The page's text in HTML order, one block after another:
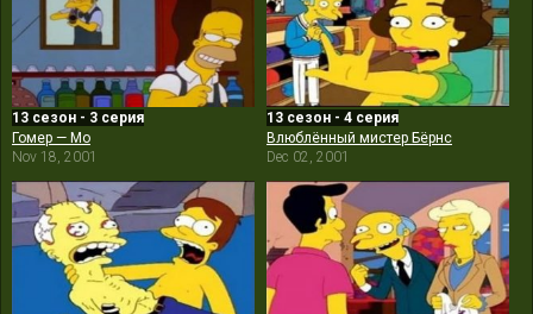
13 сезон - 3 серия
Гомер — Мо
Nov 18, 2001
13 сезон - 4 серия
Влюблённый мистер Бёрнс
Dec 02, 2001